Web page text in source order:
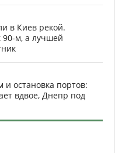
в Киев рекой.
90-м, а лучшей
остановка портов:
вдвое, Днепр под